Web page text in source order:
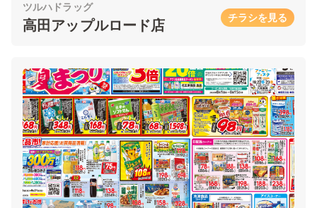
ツルハドラッグ
高田アップルロード店 チラシを見る